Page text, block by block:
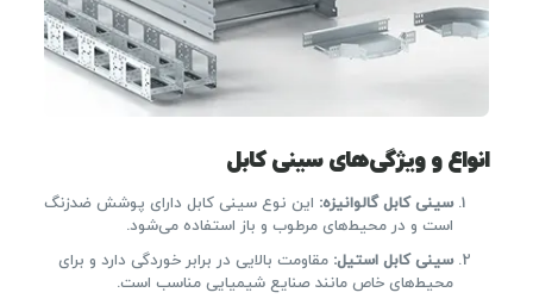
انواع و ویژگی‌های سینی کابل
سینی کابل گالوانیزه: این نوع سینی کابل دارای پوشش ضدزنگ
است و در محیط‌های مرطوب و باز استفاده می‌شود.
سینی کابل استیل: مقاومت بالایی در برابر خوردگی دارد و برای
محیط‌های خاص مانند صنایع شیمیایی مناسب است.